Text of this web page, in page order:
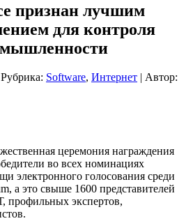
признан лучшим
для контроля
| Рубрика: Software, Интернет | Автор:
церемония награждения
во всех номинациях
электронного голосования среди
а это свыше 1600 представителей
профильных экспертов,